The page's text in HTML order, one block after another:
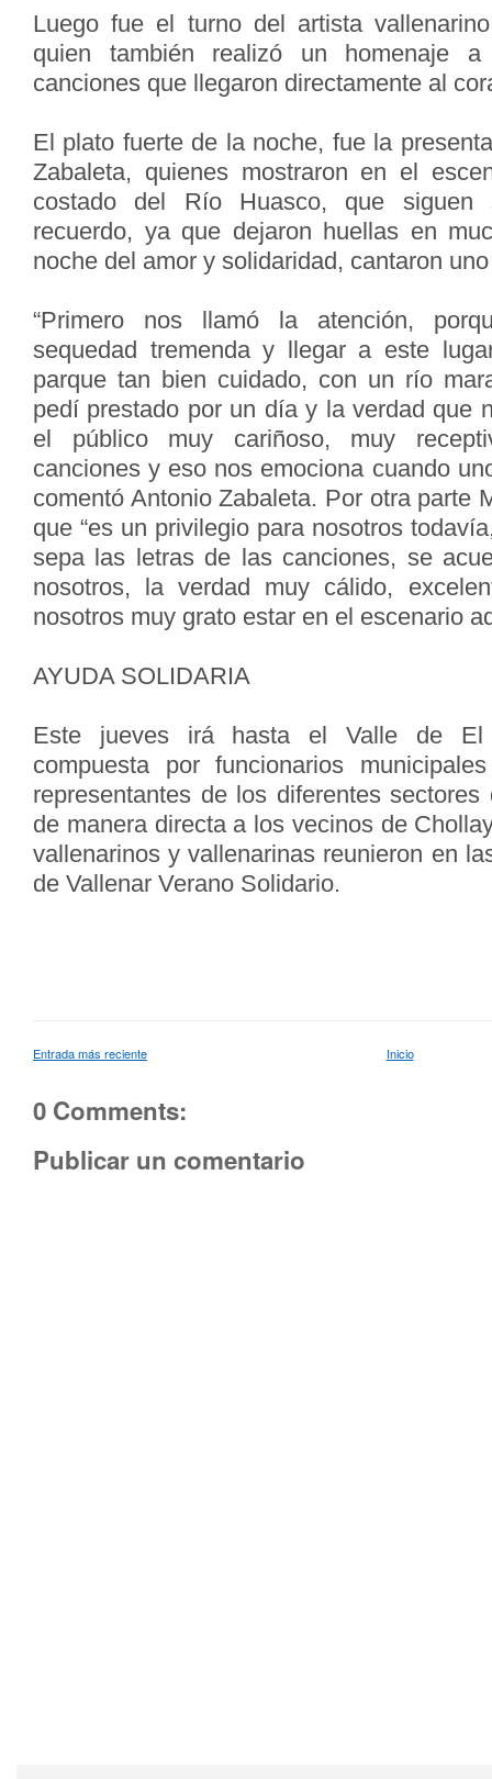
Luego fue el turno del artista
quien también realizó un homenaje
canciones que llegaron directamente al
El plato fuerte de la noche, fue la
Zabaleta, quienes mostraron en el
costado del Río Huasco, que siguen
recuerdo, ya que dejaron huellas en
noche del amor y solidaridad, cantaron
“Primero nos llamó la atención,
sequedad tremenda y llegar a este
parque tan bien cuidado, con un río
pedí prestado por un día y la verdad que
el público muy cariñoso, muy
canciones y eso nos emociona cuando
comentó Antonio Zabaleta. Por otra parte
que “es un privilegio para nosotros
sepa las letras de las canciones, se
nosotros, la verdad muy cálido,
nosotros muy grato estar en el escenario
AYUDA SOLIDARIA
Este jueves irá hasta el Valle de El
compuesta por funcionarios
representantes de los diferentes sectores
de manera directa a los vecinos de
vallenarinos y vallenarinas reunieron en
de Vallenar Verano Solidario.
Entrada más reciente Inicio
0 Comments:
Publicar un comentario